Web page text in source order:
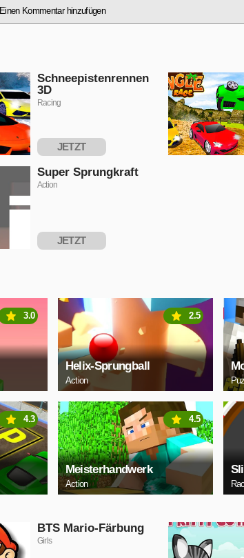
Einen Kommentar hinzufügen
Schneepistenrennen
3D
Racing
JETZT
Super Sprungkraft
Action
JETZT
3.0
Helix-Sprungball
Action
2.5
4.3
Meisterhandwerk
Action
4.5
BTS Mario-Färbung
Girls